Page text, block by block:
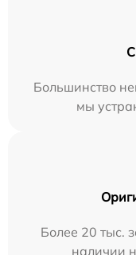
Большинство
мы
Более 20 тыс.
наличии